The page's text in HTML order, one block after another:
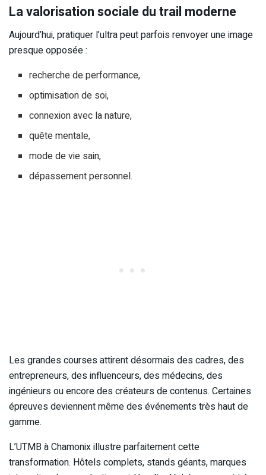
La valorisation sociale du trail moderne
Aujourd’hui, pratiquer l’ultra peut parfois renvoyer une image
presque opposée :
recherche de performance,
optimisation de soi,
connexion avec la nature,
quête mentale,
mode de vie sain,
dépassement personnel.
Les grandes courses attirent désormais des cadres, des
entrepreneurs, des influenceurs, des médecins, des
ingénieurs ou encore des créateurs de contenus. Certaines
épreuves deviennent même des événements très haut de
gamme.
L’UTMB à Chamonix illustre parfaitement cette
transformation. Hôtels complets, stands géants, marques